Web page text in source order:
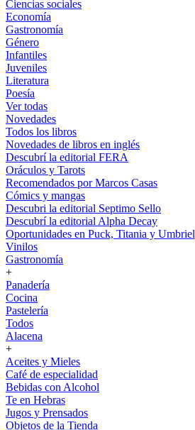
Ciencias sociales
Economía
Gastronomía
Género
Infantiles
Juveniles
Literatura
Poesía
Ver todas
Novedades
Todos los libros
Novedades de libros en inglés
Descubrí la editorial FERA
Oráculos y Tarots
Recomendados por Marcos Casas
Cómics y mangas
Descubri la editorial Septimo Sello
Descubrí la editorial Alpha Decay
Oportunidades en Puck, Titania y Umbriel
Vinilos
Gastronomía
+
Panadería
Cocina
Pastelería
Todos
Alacena
+
Aceites y Mieles
Café de especialidad
Bebidas con Alcohol
Te en Hebras
Jugos y Prensados
Objetos de la Tienda